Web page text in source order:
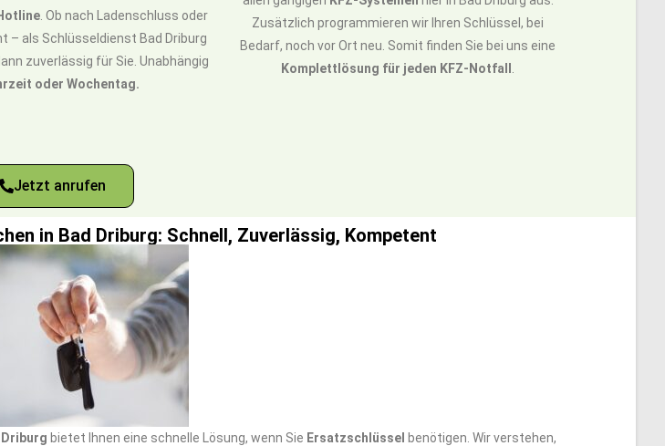
. Ob nach Ladenschluss oder
– als Schlüsseldienst Bad Driburg
zuverlässig für Sie. Unabhängig
oder Wochentag.
Zusätzlich programmieren wir Ihren Schlüssel, bei
Bedarf, noch vor Ort neu. Somit finden Sie bei uns eine
Komplettlösung für jeden KFZ-Notfall
Jetzt anrufen
in Bad Driburg: Schnell, Zuverlässig, Kompetent
Driburg bietet Ihnen eine schnelle Lösung, wenn Sie Ersatzschlüssel benötigen. Wir verstehen,